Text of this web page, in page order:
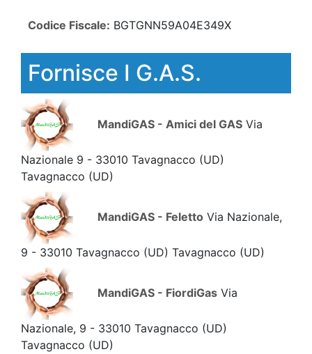
Codice Fiscale: BGTGNN59A04E349X
Fornisce I G.A.S.
MandiGAS - Amici del GAS Via
Nazionale 9 - 33010 Tavagnacco (UD)
Tavagnacco (UD)
MandiGAS - Feletto Via Nazionale,
9 - 33010 Tavagnacco (UD) Tavagnacco (UD)
MandiGAS - FiordiGas Via
Nazionale, 9 - 33010 Tavagnacco (UD)
Tavagnacco (UD)